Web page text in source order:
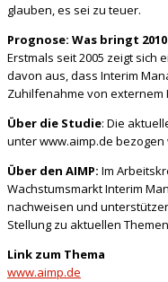
glauben, es sei zu teuer.
Prognose: Was bringt 2010
Erstmals seit 2005 zeigt sich
davon aus, dass Interim
Zuhilfenahme von externem
Über die Studie: Die
unter www.aimp.de bezogen
Über den AIMP: Im
Wachstumsmarkt Interim
nachweisen und
Stellung zu aktuellen
Link zum Thema
www.aimp.de